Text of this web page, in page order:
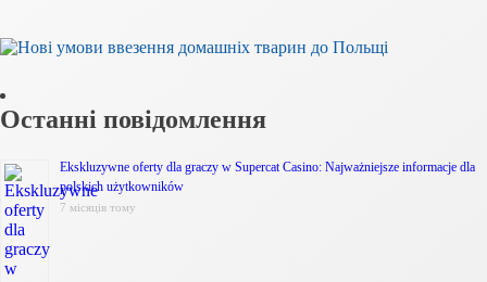
Останні повідомлення
Ekskluzywne oferty dla graczy w Supercat Casino: Najważniejsze informacje dla
polskich użytkowników
7 місяців тому